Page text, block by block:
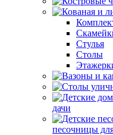
Стулья
Столы
дачи
песочницы